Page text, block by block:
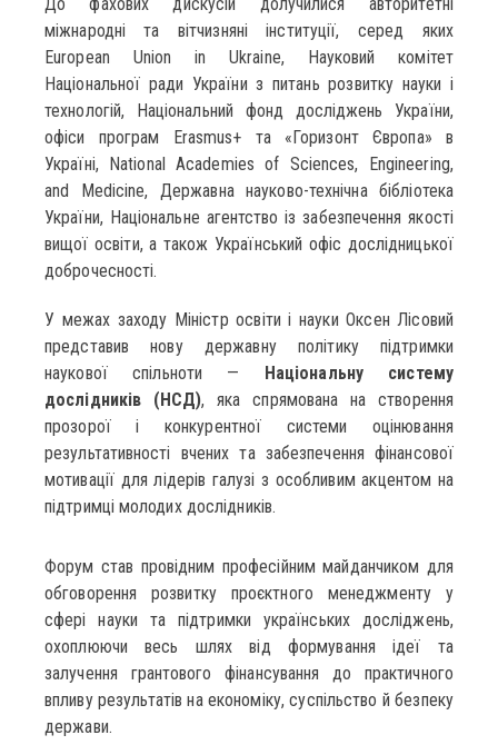
міжнародні та вітчизняні інституції, серед яких
European Union in Ukraine, Науковий комітет
Національної ради України з питань розвитку науки і
технологій, Національний фонд досліджень України,
офіси програм Erasmus+ та «Горизонт Європа» в
Україні, National Academies of Sciences, Engineering,
and Medicine, Державна науково-технічна бібліотека
України, Національне агентство із забезпечення якості
вищої освіти, а також Український офіс дослідницької
доброчесності.
У межах заходу Міністр освіти і науки Оксен Лісовий
представив нову державну політику підтримки
наукової спільноти — Національну систему
дослідників (НСД), яка спрямована на створення
прозорої і конкурентної системи оцінювання
результативності вчених та забезпечення фінансової
мотивації для лідерів галузі з особливим акцентом на
підтримці молодих дослідників.
Форум став провідним професійним майданчиком для
обговорення розвитку проєктного менеджменту у
сфері науки та підтримки українських досліджень,
охоплюючи весь шлях від формування ідеї та
залучення грантового фінансування до практичного
впливу результатів на економіку, суспільство й безпеку
держави.